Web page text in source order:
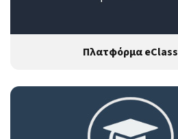
Πλατφόρμα eClass